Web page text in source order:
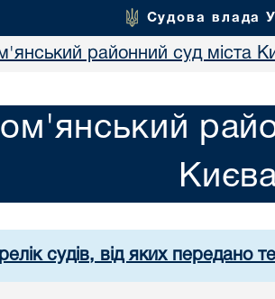
Судова влада
районний суд міста
судів, від яких передано